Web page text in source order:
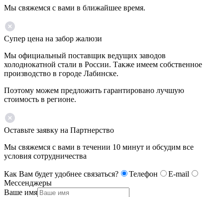
Мы свяжемся с вами в ближайшее время.
Супер цена на забор жалюзи
Мы официальный поставщик ведущих заводов
холоднокатной стали в России. Также имеем собственное
производство в городе Лабинске.
Поэтому можем предложить гарантировано лучшую
стоимость в регионе.
Оставьте заявку на Партнерство
Мы свяжемся с вами в течении 10 минут и обсудим все
условия сотрудничества
Как Вам будет удобнее связаться? Телефон
E-mail
Мессенджеры
Ваше имя